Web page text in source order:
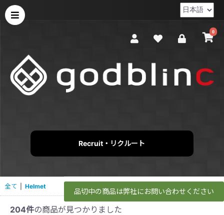
0
Recruit・リクルート
品切中の商品は弊社にお問い合わせください
全て Helmet
204件の商品が見つかりました